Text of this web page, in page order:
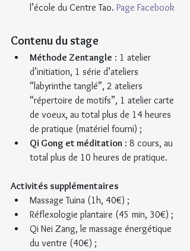
l’école du Centre Tao. Page Facebook
Contenu du stage
Méthode Zentangle : 1 atelier
d’initiation, 1 série d’ateliers
“labyrinthe tanglé”, 2 ateliers
“répertoire de motifs”, 1 atelier carte
de voeux, au total plus de 14 heures
de pratique (matériel fourni) ;
Qi Gong et méditation : 8 cours, au
total plus de 10 heures de pratique.
Activités supplémentaires
Massage Tuina (1h, 40€) ;
Réflexologie plantaire (45 min, 30€) ;
Qi Nei Zang, le massage énergétique
du ventre (40€) ;